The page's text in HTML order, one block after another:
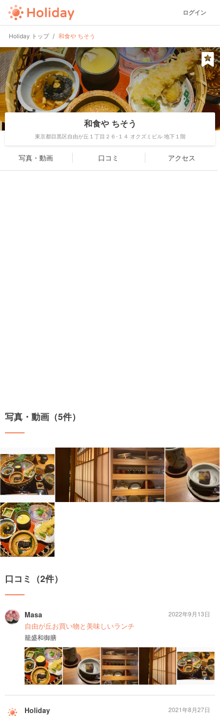
ログイン
Holiday トップ 和食や ちそう
和食や ちそう
東京都目黒区自由が丘１丁目２６-１４ オクズミビル 地下１階
写真・動画 口コミ アクセス
写真・動画（5件）
口コミ（2件）
Masa
自由が丘お買い物と美味しいランチ
籠盛和御膳
2022年9月13日
Holiday 2021年8月27日